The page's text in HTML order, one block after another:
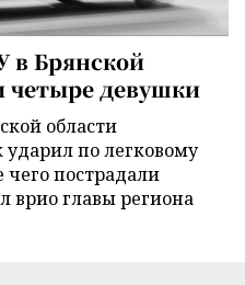
в Брянской
четыре девушки
области
по легковому
чего пострадали
врио главы региона